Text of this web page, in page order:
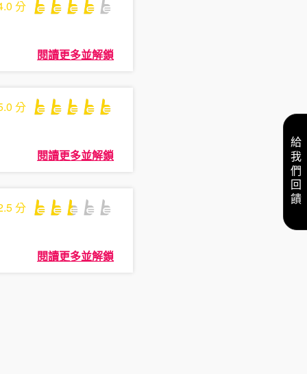
分
閱讀更多並解鎖
分
閱讀更多並解鎖
分
閱讀更多並解鎖
給我們回饋